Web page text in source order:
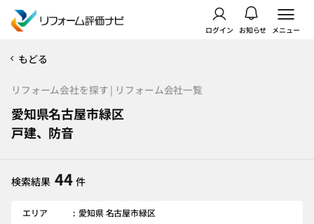
ログイン お知らせ メニュー
もどる
リフォーム会社を探す | リフォーム会社一覧
愛知県名古屋市緑区
戸建、防音
検索結果 44 件
エリア
愛知県 名古屋市緑区